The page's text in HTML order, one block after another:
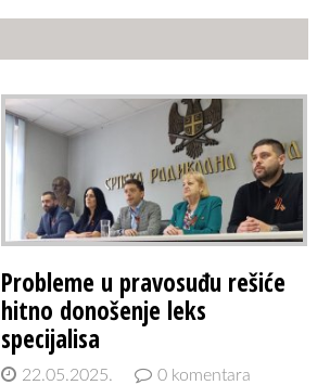
Probleme u pravosuđu rešiće
hitno donošenje leks
specijalisa
22.05.2025.
0 komentara